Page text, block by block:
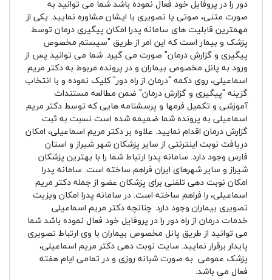
دور را در پروفایل خود فعال نموده باشد شما می توانید به
صورت متنی، صوتی یا تصویری با ایشان مشاوره نمایید. یکی از
مهمترین قابلیت های سامانه پدرا امکان پیگیری درمان توسط
پزشک و بیمار است که این امر از طریق "سیستم مخصوص
پیگیری و گزارش درمان" صورت می گیرد. شما می توانید پس از
ورود به پانل مخصوص بیماران و در پرونده مربوط به دکتر مریم
اسماعیلی، روی دکمه "درمان از راه دور" کلیک نموده و با انتخاب
گزینه "پیگیری و گزارش درمان" ضمن مطالعه مستندات
آموزشی و تکمیل فرمها و پرسشنامه هایی که توسط دکتر مریم
اسماعیلی به پرونده شما ضمیمه شده است نسبت به ثبت
گزارش درمان اقدام نمایید. علاوه بر دکتر مریم اسماعیلی، امکان
دریافت نوبت اینترنتی از سایر پزشکان شهر شیراز و استان
فارس وجود دارد. سامانه پدرا ارتباط شما را با بهترین پزشکان
شیراز و سایر شهرهای ایران فراهم ساخته است. سامانه پدرا
امکان نوبت دهی تلفنی برای پزشکان عضو از جمله دکتر مریم
اسماعیلی، را فراهم ساخته است. در سامانه پدرا امکان ویزیت
تصویری بیماران وجود دارد. چنانچه دکتر مریم اسماعیلی
خدمات درمان از راه دور را در پروفایل خود فعال نموده باشد شما
می توانید از طریق پانل مخصوص بیماران با وی ارتباط تصویری
پایدار برقرار نمایید. سایت نوبت دهی دکتر مریم اسماعیلی،
پزشک عمومی به صورت شبانه روزی و در تمامی ایام هفته
فعال می باشد.